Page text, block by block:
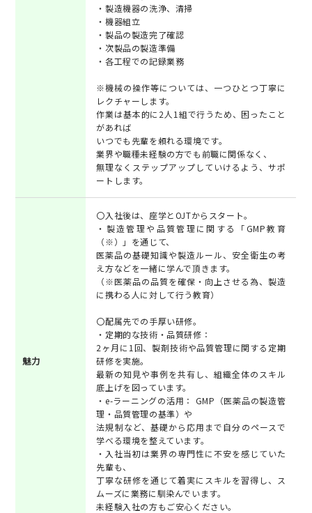
・製造機器の洗浄、清掃
・機器組立
・製品の製造完了確認
・次製品の製造準備
・各工程での記録業務
※機械の操作等については、一つひとつ丁寧に
レクチャーします。
作業は基本的に2人1組で行うため、困ったこと
があれば
いつでも先輩を頼れる環境です。
業界や職種未経験の方でも前職に関係なく、
無理なくステップアップしていけるよう、サポ
ートします。
魅力
〇入社後は、座学とOJTからスタート。
・製造管理や品質管理に関する「GMP教育
（※）」を通じて、
医薬品の基礎知識や製造ルール、安全衛生の考
え方などを一緒に学んで頂きます。
（※医薬品の品質を確保・向上させる為、製造
に携わる人に対して行う教育）
〇配属先での手厚い研修。
・定期的な技術・品質研修：
2ヶ月に1回、製剤技術や品質管理に関する定期
研修を実施。
最新の知見や事例を共有し、組織全体のスキル
底上げを図っています。
・e-ラーニングの活用： GMP（医薬品の製造管
理・品質管理の基準）や
法規制など、基礎から応用まで自分のペースで
学べる環境を整えています。
・入社当初は業界の専門性に不安を感じていた
先輩も、
丁寧な研修を通じて着実にスキルを習得し、ス
ムーズに業務に馴染んでいます。
未経験入社の方もご安心ください。